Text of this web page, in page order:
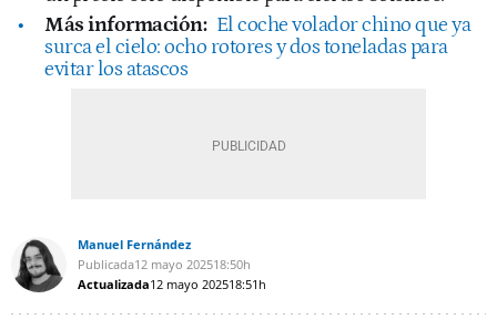
Más información: El coche volador chino que ya
surca el cielo: ocho rotores y dos toneladas para
evitar los atascos
Manuel Fernández
Publicada12 mayo 202518:50h
Actualizada12 mayo 202518:51h